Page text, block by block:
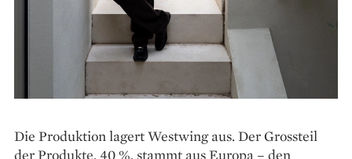
Die Produktion lagert Westwing aus. Der Grossteil
der Produkte, 40 %, stammt aus Europa – den